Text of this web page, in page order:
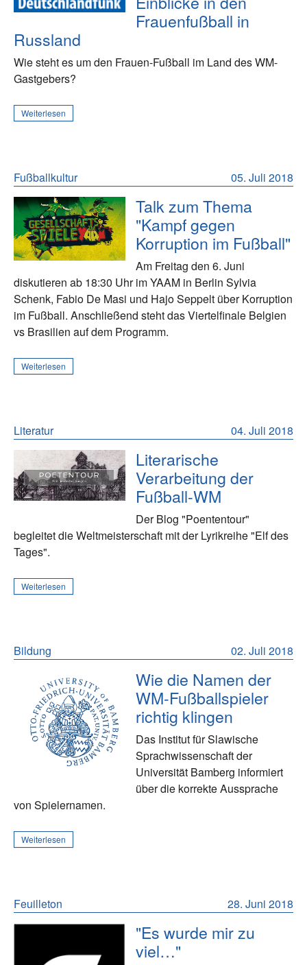
Frauenfußball in
Russland
Wie steht es um den Frauen-Fußball im Land des WM-
Gastgebers?
Weiterlesen
05. Juli 2018
Fußballkultur
Talk zum Thema
"Kampf gegen
Korruption im Fußball"
Am Freitag den 6. Juni
diskutieren ab 18:30 Uhr im YAAM in Berlin Sylvia
Schenk, Fabio De Masi und Hajo Seppelt über Korruption
im Fußball. Anschließend steht das Viertelfinale Belgien
vs Brasilien auf dem Programm.
Weiterlesen
04. Juli 2018
Literatur
Literarische
Verarbeitung der
Fußball-WM
Der Blog "Poententour"
begleitet die Weltmeisterschaft mit der Lyrikreihe "Elf des
Tages".
Weiterlesen
02. Juli 2018
Bildung
Wie die Namen der
WM-Fußballspieler
richtig klingen
Das Institut für Slawische
Sprachwissenschaft der
Universität Bamberg informiert
über die korrekte Aussprache
von Spielernamen.
Weiterlesen
28. Juni 2018
Feuilleton
"Es wurde mir zu
viel…"